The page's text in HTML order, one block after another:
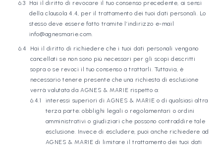
Hai il diritto di revocare il tuo consenso precedente, ai sensi
della clausola 4.4, per il trattamento dei tuoi dati personali. Lo
stesso deve essere fatto tramite l’indirizzo e-mail
info@agnesmarie.com.
Hai il diritto di richiedere che i tuoi dati personali vengano
cancellati se non sono più necessari per gli scopi descritti
sopra o se revoci il tuo consenso a trattarli. Tuttavia, è
necessario tenere presente che una richiesta di esclusione
verrà valutata da AGNES & MARIE rispetto a:
interessi superiori di AGNES & MARIE o di qualsiasi altra
terza parte; obblighi legali o regolamentari o ordini
amministrativi o giudiziari che possono contraddire tale
esclusione. Invece di escludere, puoi anche richiedere ad
AGNES & MARIE di limitare il trattamento dei tuoi dati